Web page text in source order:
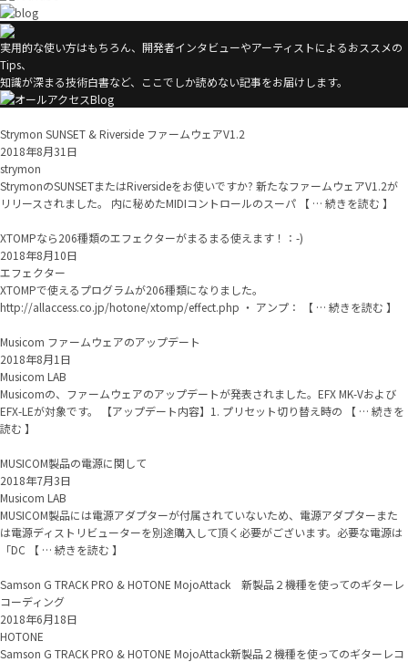
実用的な使い方はもちろん、開発者インタビューやアーティストによるおススメの
Tips、
知識が深まる技術白書など、ここでしか読めない記事をお届けします。
Strymon SUNSET & Riverside ファームウェアV1.2
2018年8月31日
strymon
StrymonのSUNSETまたはRiversideをお使いですか? 新たなファームウェアV1.2が
リリースされました。 内に秘めたMIDIコントロールのスーパ 【 … 続きを読む 】
XTOMPなら206種類のエフェクターがまるまる使えます！：-)
2018年8月10日
エフェクター
XTOMPで使えるプログラムが206種類になりました。
http://allaccess.co.jp/hotone/xtomp/effect.php ・ アンプ： 【 … 続きを読む 】
Musicom ファームウェアのアップデート
2018年8月1日
Musicom LAB
Musicomの、ファームウェアのアップデートが発表されました。EFX MK-Vおよび
EFX-LEが対象です。 【アップデート内容】1. プリセット切り替え時の 【 … 続きを
読む 】
MUSICOM製品の電源に関して
2018年7月3日
Musicom LAB
MUSICOM製品には電源アダプターが付属されていないため、電源アダプターまた
は電源ディストリビューターを別途購入して頂く必要がございます。必要な電源は
「DC 【 … 続きを読む 】
Samson G TRACK PRO & HOTONE MojoAttack 新製品２機種を使ってのギターレ
コーディング
2018年6月18日
HOTONE
Samson G TRACK PRO & HOTONE MojoAttack新製品２機種を使ってのギターレコ